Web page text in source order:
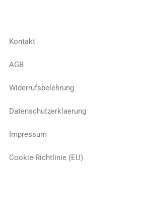
Kontakt
AGB
Widerrufsbelehrung
Datenschutzerklaerung
Impressum
Cookie-Richtlinie (EU)